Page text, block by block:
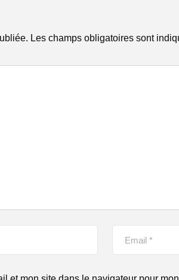
Les champs obligatoires sont